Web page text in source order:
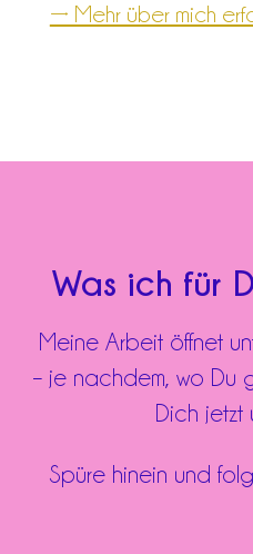
→ Mehr über mich
Was ich für
Meine Arbeit öffnet
– je nachdem, wo Du
Dich jetzt
Spüre hinein und